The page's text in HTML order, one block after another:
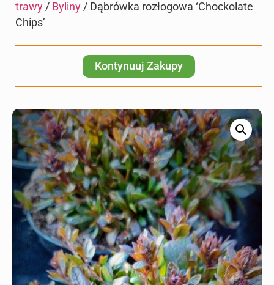
trawy / Byliny / Dąbrówka rozłogowa ‘Chockolate
Chips’
Kontynuuj Zakupy